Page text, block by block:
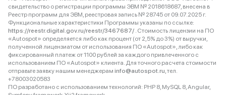
свидетельство о регистрации программы ЭВМ № 2018618687, внесена в
Реестр программ для ЭВМ, реестровая запись № 28745 от 09.07.2025 г.
Функциональные характеристики Программы указаны по ссылке:
https://reestr.digital.gov.ru/reestr/3467687/ . Стоимость лицензии на ПО
«Autospot» определяется либо как процент (от 2,5% до 3%) от выручки,
полученной лицензиатом от использования ПО «Autospot», либо как
фиксированный платеж от 1100 рублей за каждого привлеченного с
использованием ПО «Autospot» клиента. Для точного расчета стоимости
отправьте заявку нашим менеджерам info@autospot.ru, тел.
+78003020583
ПО разработано с использованием технологий: PHP 8, MySQL 8, Angular,